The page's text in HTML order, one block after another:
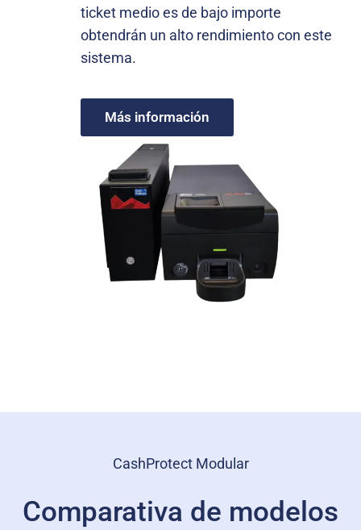
ticket medio es de bajo importe
obtendrán un alto rendimiento con este
sistema.
Más información
CashProtect Modular
Comparativa de modelos